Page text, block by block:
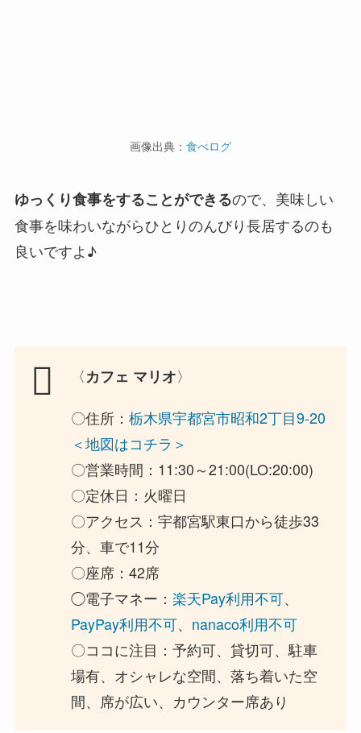
画像出典： 食べログ
ゆっくり食事をすることができるので、美味しい
食事を味わいながらひとりのんびり長居するのも
良いですよ♪
〈カフェ マリオ〉
〇住所： 栃木県宇都宮市昭和2丁目9-20
＜地図はコチラ＞
〇営業時間：11:30～21:00(LO:20:00)
〇定休日：火曜日
〇アクセス：宇都宮駅東口から徒歩33
分、車で11分
〇座席：42席
◯電子マネー： 楽天Pay利用不可、
PayPay利用不可、 nanaco利用不可
〇ココに注目：予約可、貸切可、駐車
場有、オシャレな空間、落ち着いた空
間、席が広い、カウンター席あり